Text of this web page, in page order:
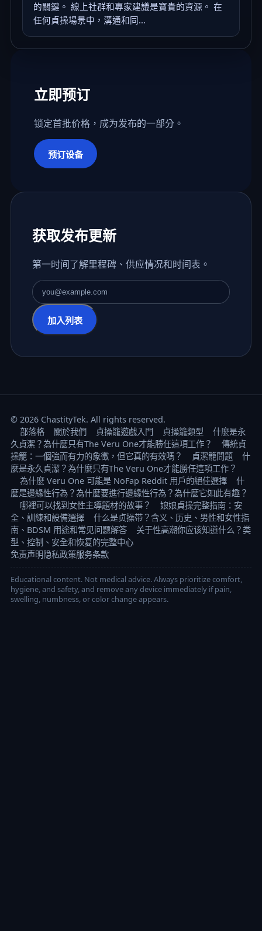
的關鍵。 線上社群和專家建議是寶貴的資源。 在
任何貞操場景中，溝通和同...
立即预订
锁定首批价格，成为发布的一部分。
预订设备
获取发布更新
第一时间了解里程碑、供应情况和时间表。
电子邮件地址
加入列表
© 2026 ChastityTek. All rights reserved.
部落格
關於我們 貞操籠遊戲入門 貞操籠類型
什麼是永
久貞潔？為什麼只有The Veru One才能勝任這項工作？
傳統貞
操籠：一個強而有力的象徵，但它真的有效嗎？
貞潔籠問題
什
麼是永久貞潔？為什麼只有The Veru One才能勝任這項工作？
為什麼 Veru One 可能是 NoFap Reddit 用戶的絕佳選擇
什
麼是邊緣性行為？為什麼要進行邊緣性行為？為什麼它如此有趣？
哪裡可以找到女性主導題材的故事？
娘娘貞操完整指南：安
全、訓練和設備選擇
什么是贞操带？含义、历史、男性和女性指
南、BDSM 用途和常见问题解答
关于性高潮你应该知道什么？类
型、控制、安全和恢复的完整中心
免责声明隐私政策服务条款
Educational content. Not medical advice. Always prioritize comfort,
hygiene, and safety, and remove any device immediately if pain,
swelling, numbness, or color change appears.